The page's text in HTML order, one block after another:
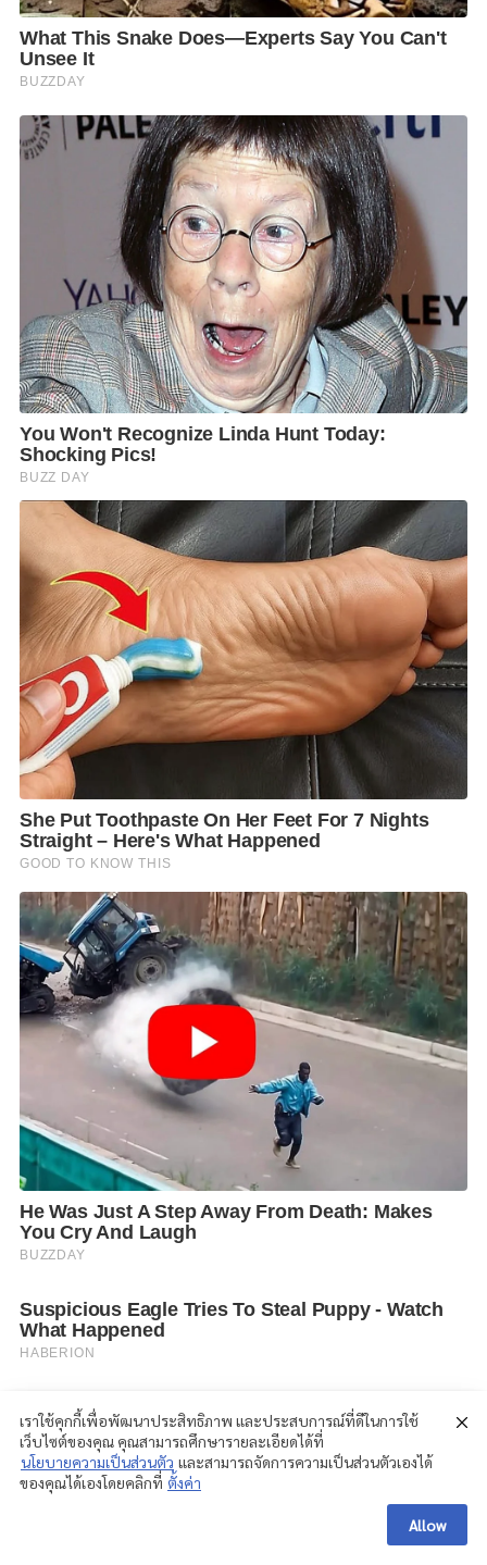
เราใช้คุกกี้เพื่อพัฒนาประสิทธิภาพ และประสบการณ์ที่ดีในการใช้
เว็บไซต์ของคุณ คุณสามารถศึกษารายละเอียดได้ที่
นโยบายความเป็นส่วนตัว และสามารถจัดการความเป็นส่วนตัวเองได้
ของคุณได้เองโดยคลิกที่ ตั้งค่า
Allow